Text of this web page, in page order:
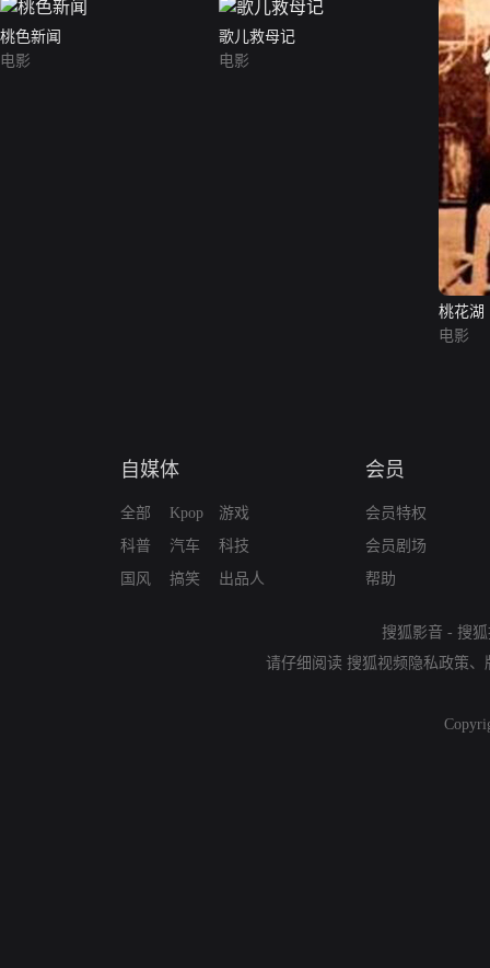
桃色新闻
电影
歌儿救母记
电影
桃花湖
电影
自媒体
全部
科普
国风
Kpop
汽车
搞笑
游戏
科技
出品人
会员
会员特权
会员剧场
帮助
搜狐影音 - 搜
请仔细阅读 搜狐视频隐私政策、